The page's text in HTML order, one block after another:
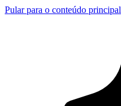
Pular para o conteúdo principal